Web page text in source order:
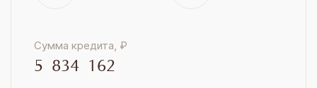
Сумма кредита, ₽
5 834 162